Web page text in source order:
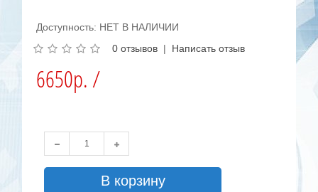
Доступность: НЕТ В НАЛИЧИИ
0 отзывов | Написать отзыв
6650р. /
В корзину